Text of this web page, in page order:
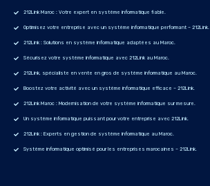
212Link Maroc : Votre expert en système informatique fiable.
Optimisez votre entreprise avec un système informatique performant – 212Link.
212Link : Solutions en système informatique adaptées au Maroc.
Sécurisez votre système informatique avec 212Link au Maroc.
212Link, spécialiste en vente en gros de système informatique au Maroc.
Boostez votre activité avec un système informatique efficace – 212Link.
212Link Maroc : Modernisation de votre système informatique sur mesure.
Un système informatique puissant pour votre entreprise avec 212Link.
212Link : Experts en gestion de système informatique au Maroc.
Système informatique optimisé pour les entreprises marocaines – 212Link.